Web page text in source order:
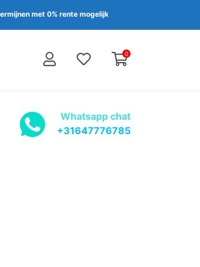
met 0% rente mogelijk
0
Whatsapp chat
+31647776785